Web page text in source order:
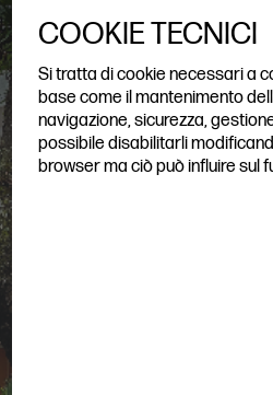
COOKIE TECNICI
Si tratta di cookie necessari a
base come il mantenimento
navigazione, sicurezza,
possibile disabilitarli
browser ma ciò può influire sul